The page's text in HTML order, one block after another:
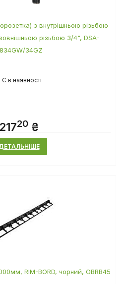
з внутрішньою різьбою
різьбою 3/4", DSA-
34GZ
Є в наявності
21720₴
RIM-BORD, чорний, OBRB45